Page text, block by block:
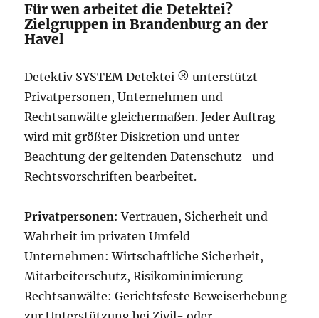
Für wen arbeitet die Detektei?
Zielgruppen in Brandenburg an der
Havel
Detektiv SYSTEM Detektei ® unterstützt
Privatpersonen, Unternehmen und
Rechtsanwälte gleichermaßen. Jeder Auftrag
wird mit größter Diskretion und unter
Beachtung der geltenden Datenschutz- und
Rechtsvorschriften bearbeitet.
Privatpersonen: Vertrauen, Sicherheit und
Wahrheit im privaten Umfeld
Unternehmen: Wirtschaftliche Sicherheit,
Mitarbeiterschutz, Risikominimierung
Rechtsanwälte: Gerichtsfeste Beweiserhebung